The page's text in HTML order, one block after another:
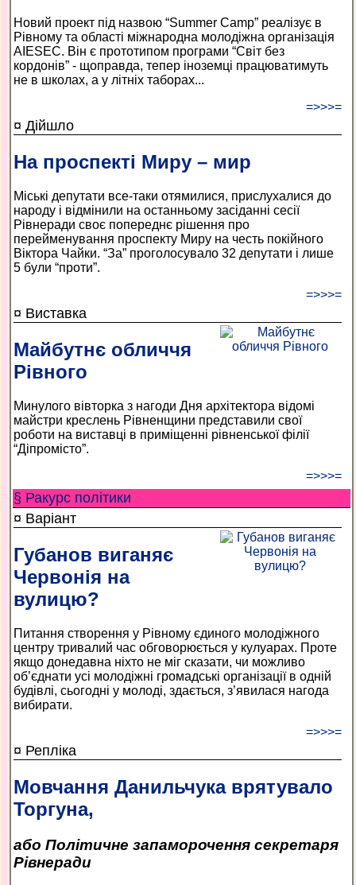
Новий проект під назвою “Summer Camp” реалізує в
Рівному та області міжнародна молодіжна організація
AIESEC. Він є прототипом програми “Світ без
кордонів” - щоправда, тепер іноземці працюватимуть
не в школах, а у літніх таборах...
=>>>=
¤ Дійшло
На проспекті Миру – мир
Міські депутати все-таки отямилися, прислухалися до
народу і відмінили на останньому засіданні сесії
Рівнеради своє попереднє рішення про
перейменування проспекту Миру на честь покійного
Віктора Чайки. “За” проголосувало 32 депутати і лише
5 були “проти”.
=>>>=
¤ Виставка
Майбутнє обличчя
Рівного
Минулого вівторка з нагоди Дня архітектора відомі
майстри креслень Рівненщини представили свої
роботи на виставці в приміщенні рівненської філії
“Діпромісто”.
=>>>=
§ Ракурс політики
¤ Варіант
Губанов виганяє
Червонія на
вулицю?
Питання створення у Рівному єдиного молодіжного
центру тривалий час обговорюється у кулуарах. Проте
якщо донедавна ніхто не міг сказати, чи можливо
об’єднати усі молодіжні громадські організації в одній
будівлі, сьогодні у молоді, здається, з’явилася нагода
вибирати.
=>>>=
¤ Репліка
Мовчання Данильчука врятувало
Торгуна,
або Політичне запаморочення секретаря
Рівнеради